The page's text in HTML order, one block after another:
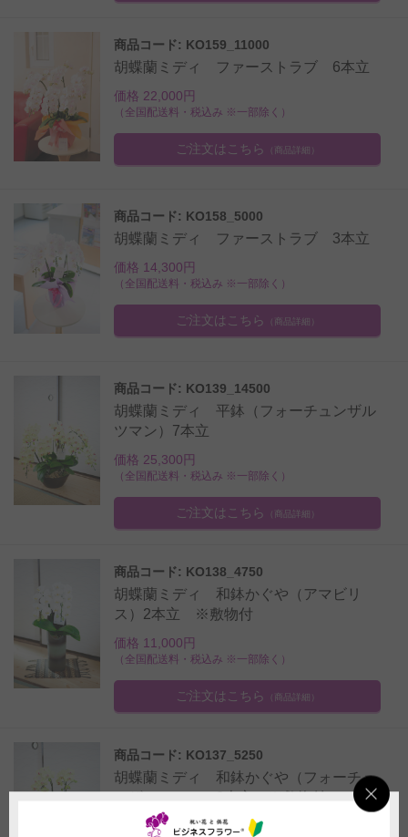
商品コード: KO159_11000
胡蝶蘭ミディ ファーストラブ 6本立
価格 22,000円
（全国配送料・税込み ※一部除く）
ご注文はこちら （商品詳細）
商品コード: KO158_5000
胡蝶蘭ミディ ファーストラブ 3本立
価格 14,300円
（全国配送料・税込み ※一部除く）
ご注文はこちら （商品詳細）
商品コード: KO139_14500
胡蝶蘭ミディ 平鉢（フォーチュンザル
ツマン）7本立
価格 25,300円
（全国配送料・税込み ※一部除く）
ご注文はこちら （商品詳細）
商品コード: KO138_4750
胡蝶蘭ミディ 和鉢かぐや（アマビリ
ス）2本立 ※敷物付
価格 11,000円
（全国配送料・税込み ※一部除く）
ご注文はこちら （商品詳細）
商品コード: KO137_5250
胡蝶蘭ミディ 和鉢かぐや（フォーチュ
ンザルツマン）2本立 ※敷物付
価格 11,000円